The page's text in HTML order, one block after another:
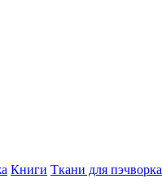
Книги Ткани для пэчворка